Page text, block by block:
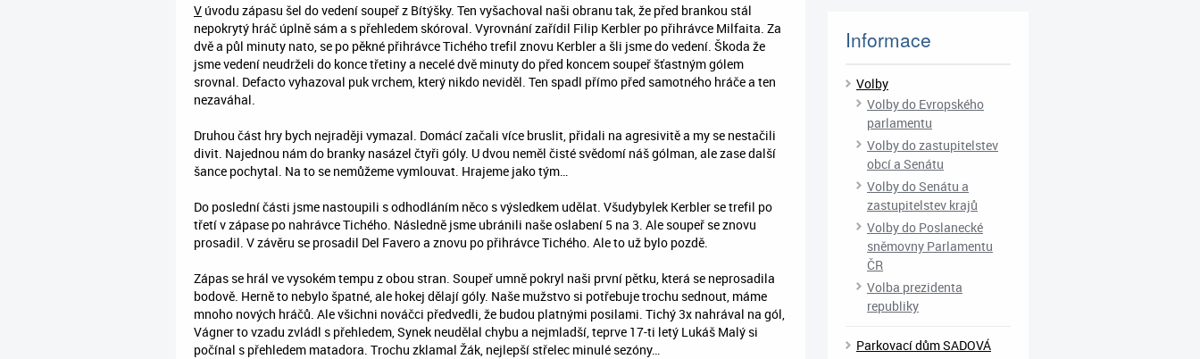
V úvodu zápasu šel do vedení soupeř z Bítýšky. Ten vyšachoval naši obranu tak, že před brankou stál
nepokrytý hráč úplně sám a s přehledem skóroval. Vyrovnání zařídil Filip Kerbler po přihrávce Milfaita. Za
dvě a půl minuty nato, se po pěkné přihrávce Tichého trefil znovu Kerbler a šli jsme do vedení. Škoda že
jsme vedení neudrželi do konce třetiny a necelé dvě minuty do před koncem soupeř šťastným gólem
srovnal. Defacto vyhazoval puk vrchem, který nikdo neviděl. Ten spadl přímo před samotného hráče a ten
nezaváhal.
Druhou část hry bych nejraději vymazal. Domácí začali více bruslit, přidali na agresivitě a my se nestačili
divit. Najednou nám do branky nasázel čtyři góly. U dvou neměl čisté svědomí náš gólman, ale zase další
šance pochytal. Na to se nemůžeme vymlouvat. Hrajeme jako tým…
Do poslední části jsme nastoupili s odhodláním něco s výsledkem udělat. Všudybylek Kerbler se trefil po
třetí v zápase po nahrávce Tichého. Následně jsme ubránili naše oslabení 5 na 3. Ale soupeř se znovu
prosadil. V závěru se prosadil Del Favero a znovu po přihrávce Tichého. Ale to už bylo pozdě.
Zápas se hrál ve vysokém tempu z obou stran. Soupeř umně pokryl naši první pětku, která se neprosadila
bodově. Herně to nebylo špatné, ale hokej dělají góly. Naše mužstvo si potřebuje trochu sednout, máme
mnoho nových hráčů. Ale všichni nováčci předvedli, že budou platnými posilami. Tichý 3x nahrával na gól,
Vágner to vzadu zvládl s přehledem, Synek neudělal chybu a nejmladší, teprve 17-ti letý Lukáš Malý si
počínal s přehledem matadora. Trochu zklamal Žák, nejlepší střelec minulé sezóny…
Informace
Volby
Volby do Evropského
parlamentu
Volby do zastupitelstev
obcí a Senátu
Volby do Senátu a
zastupitelstev krajů
Volby do Poslanecké
sněmovny Parlamentu
ČR
Volba prezidenta
republiky
Parkovací dům SADOVÁ